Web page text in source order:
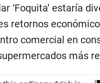
‘Foquita’ estaría
retornos
comercial en
más